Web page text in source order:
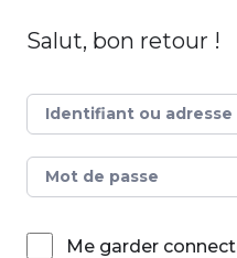
Salut, bon retour !
Me garder